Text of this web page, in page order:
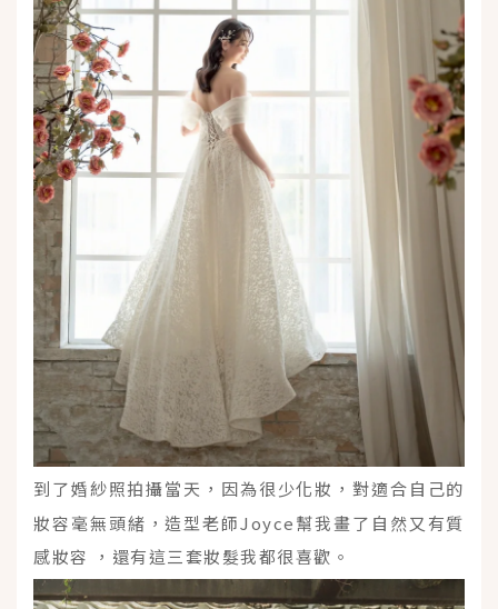
到了婚紗照拍攝當天，因為很少化妝，對適合自己的
妝容毫無頭緒，造型老師Joyce幫我畫了自然又有質
感妝容 ，還有這三套妝髮我都很喜歡。